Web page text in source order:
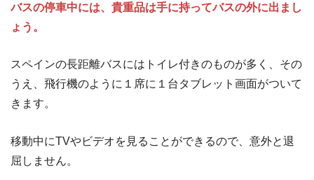
バスの停車中には、貴重品は手に持ってバスの外に出まし
ょう。
スペインの長距離バスにはトイレ付きのものが多く、その
うえ、飛行機のように１席に１台タブレット画面がついて
きます。
移動中にTVやビデオを見ることができるので、意外と退
屈しません。